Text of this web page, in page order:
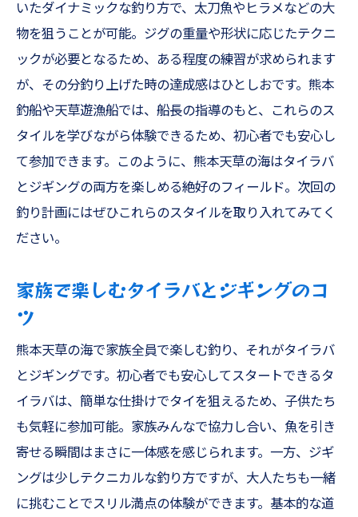
いたダイナミックな釣り方で、太刀魚やヒラメなどの大
物を狙うことが可能。ジグの重量や形状に応じたテクニ
ックが必要となるため、ある程度の練習が求められます
が、その分釣り上げた時の達成感はひとしおです。熊本
釣船や天草遊漁船では、船長の指導のもと、これらのス
タイルを学びながら体験できるため、初心者でも安心し
て参加できます。このように、熊本天草の海はタイラバ
とジギングの両方を楽しめる絶好のフィールド。次回の
釣り計画にはぜひこれらのスタイルを取り入れてみてく
ださい。
家族で楽しむタイラバとジギングのコ
ツ
熊本天草の海で家族全員で楽しむ釣り、それがタイラバ
とジギングです。初心者でも安心してスタートできるタ
イラバは、簡単な仕掛けでタイを狙えるため、子供たち
も気軽に参加可能。家族みんなで協力し合い、魚を引き
寄せる瞬間はまさに一体感を感じられます。一方、ジギ
ングは少しテクニカルな釣り方ですが、大人たちも一緒
に挑むことでスリル満点の体験ができます。基本的な道